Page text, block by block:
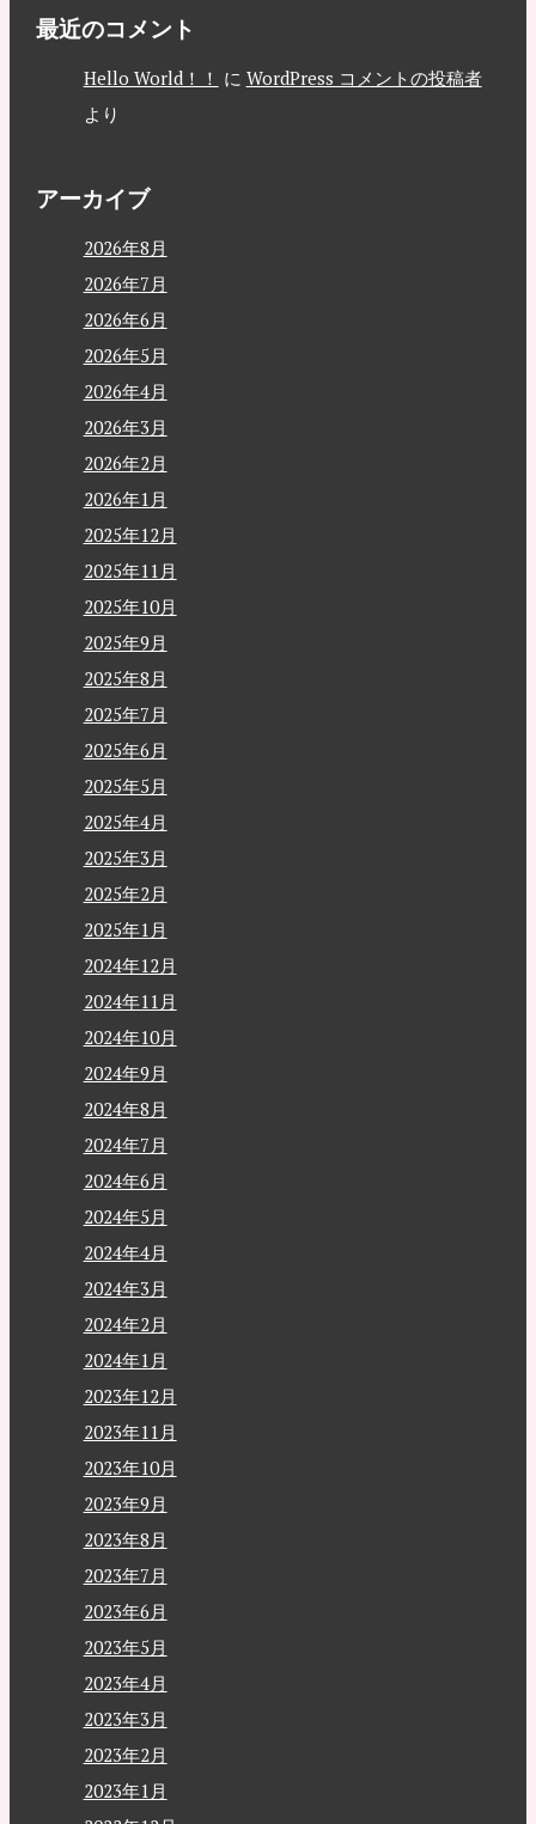
最近のコメント
Hello World！！ に WordPress コメントの投稿者
より
アーカイブ
2026年8月
2026年7月
2026年6月
2026年5月
2026年4月
2026年3月
2026年2月
2026年1月
2025年12月
2025年11月
2025年10月
2025年9月
2025年8月
2025年7月
2025年6月
2025年5月
2025年4月
2025年3月
2025年2月
2025年1月
2024年12月
2024年11月
2024年10月
2024年9月
2024年8月
2024年7月
2024年6月
2024年5月
2024年4月
2024年3月
2024年2月
2024年1月
2023年12月
2023年11月
2023年10月
2023年9月
2023年8月
2023年7月
2023年6月
2023年5月
2023年4月
2023年3月
2023年2月
2023年1月